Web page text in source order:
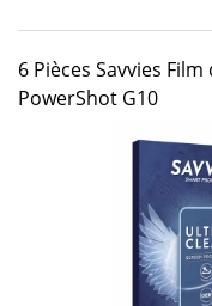
6 Pièces Savvies
PowerShot G10